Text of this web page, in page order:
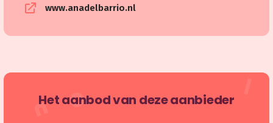
www.anadelbarrio.nl
Het aanbod van deze aanbieder